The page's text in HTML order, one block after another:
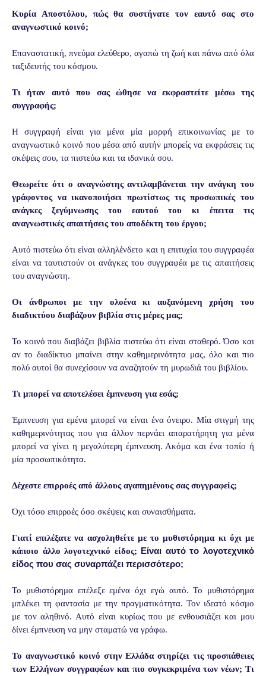
Κυρία Αποστόλου, πώς θα συστήνατε τον εαυτό σας στο
αναγνωστικό κοινό;
Επαναστατική, πνεύμα ελεύθερο, αγαπώ τη ζωή και πάνω από όλα
ταξιδευτής του κόσμου.
Τι ήταν αυτό που σας ώθησε να εκφραστείτε μέσω της
συγγραφής;
Η συγγραφή είναι για μένα μία μορφή επικοινωνίας με το
αναγνωστικό κοινό που μέσα από αυτήν μπορείς να εκφράσεις τις
σκέψεις σου, τα πιστεύω και τα ιδανικά σου.
Θεωρείτε ότι ο αναγνώστης αντιλαμβάνεται την ανάγκη του
γράφοντος να ικανοποιήσει πρωτίστως τις προσωπικές του
ανάγκες ξεγύμνωσης του εαυτού του κι έπειτα τις
αναγνωστικές απαιτήσεις του αποδέκτη του έργου;
Αυτό πιστεύω ότι είναι αλληλένδετο και η επιτυχία του συγγραφέα
είναι να ταυτιστούν οι ανάγκες του συγγραφέα με τις απαιτήσεις
του αναγνώστη.
Οι άνθρωποι με την ολοένα κι αυξανόμενη χρήση του
διαδικτύου διαβάζουν βιβλία στις μέρες μας;
Το κοινό που διαβάζει βιβλία πιστεύω ότι είναι σταθερό. Όσο και
αν το διαδίκτυο μπαίνει στην καθημερινότητα μας, όλο και πιο
πολύ αυτοί θα συνεχίσουν να αναζητούν τη μυρωδιά του βιβλίου.
Τι μπορεί να αποτελέσει έμπνευση για εσάς;
Έμπνευση για εμένα μπορεί να είναι ένα όνειρο. Μία στιγμή της
καθημερινότητας που για άλλον περνάει απαρατήρητη για μένα
μπορεί να γίνει η μεγαλύτερη έμπνευση. Ακόμα και ένα τοπίο ή
μία προσωπικότητα.
Δέχεστε επιρροές από άλλους αγαπημένους σας συγγραφείς;
Όχι τόσο επιρροές όσο σκέψεις και συναισθήματα.
Γιατί επιλέξατε να ασχοληθείτε με το μυθιστόρημα κι όχι με
κάποιο άλλο λογοτεχνικό είδος; Είναι αυτό το λογοτεχνικό
είδος που σας συναρπάζει περισσότερο;
Το μυθιστόρημα επέλεξε εμένα όχι εγώ αυτό. Το μυθιστόρημα
μπλέκει τη φαντασία με την πραγματικότητα. Τον ιδεατό κόσμο
με τον αληθινό. Αυτό είναι κυρίως που με ενθουσιάζει και μου
δίνει έμπνευση να μην σταματώ να γράφω.
Το αναγνωστικό κοινό στην Ελλάδα στηρίζει τις προσπάθειες
των Ελλήνων συγγραφέων και πιο συγκεκριμένα των νέων; Τι